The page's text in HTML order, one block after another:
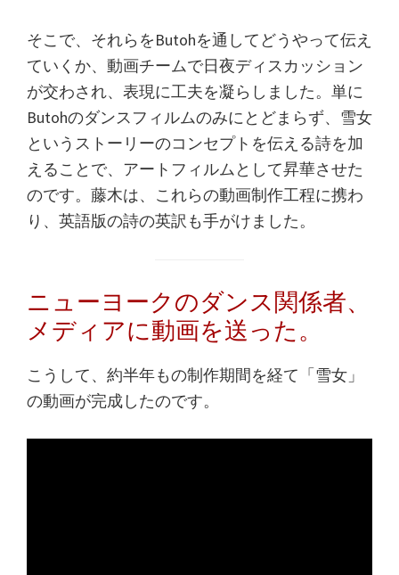
そこで、それらをButohを通してどうやって伝え
ていくか、動画チームで日夜ディスカッション
が交わされ、表現に工夫を凝らしました。単に
Butohのダンスフィルムのみにとどまらず、雪女
というストーリーのコンセプトを伝える詩を加
えることで、アートフィルムとして昇華させた
のです。藤木は、これらの動画制作工程に携わ
り、英語版の詩の英訳も手がけました。
ニューヨークのダンス関係者、
メディアに動画を送った。
こうして、約半年もの制作期間を経て「雪女」
の動画が完成したのです。